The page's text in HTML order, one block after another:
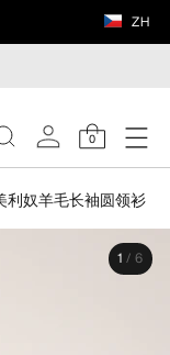
ZH
0
利奴羊毛长袖圆领衫
1 / 6